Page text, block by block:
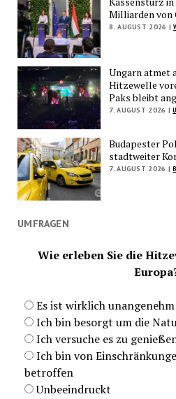
Milliarden von
8. AUGUST 2026 |
Ungarn atmet
Hitzewelle
Paks bleibt
7. AUGUST 2026 |
Budapester
stadtweiter
7. AUGUST 2026 |
UMFRAGEN
Wie erleben Sie die
Es ist wirklich unangenehm
Ich bin besorgt um die
Ich versuche es zu
Ich bin von
betroffen
Unbeeindruckt